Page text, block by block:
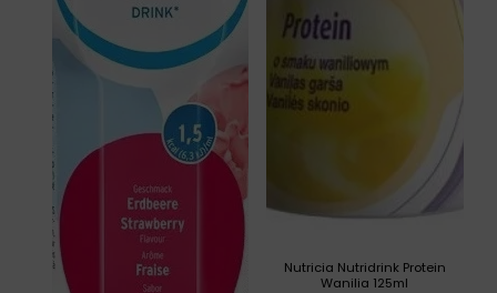
Nutricia Nutridrink Protein
Wanilia 125ml